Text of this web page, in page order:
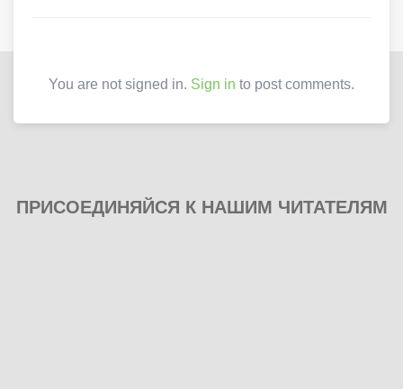
You are not signed in. Sign in to post comments.
ПРИСОЕДИНЯЙСЯ К НАШИМ ЧИТАТЕЛЯМ